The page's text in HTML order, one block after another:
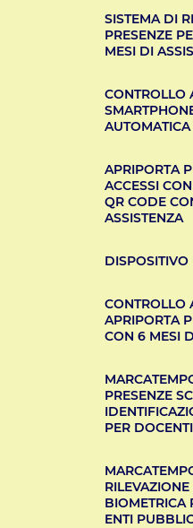
SISTEMA DI
PRESENZE
MESI DI
CONTROLLO
AUTOMATICA
APRIPORTA
ACCESSI
QR CODE
ASSISTENZA
CONTROLLO
APRIPORTA
CON 6 MESI
PRESENZE
PER
BIOMETRICA
ENTI